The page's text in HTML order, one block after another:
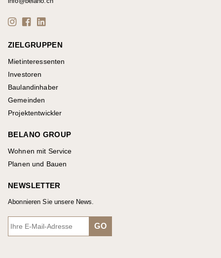
ZIELGRUPPEN
Mietinteressenten
Investoren
Baulandinhaber
Gemeinden
Projektentwickler
BELANO GROUP
Wohnen mit Service
Planen und Bauen
NEWSLETTER
Abonnieren Sie unsere News.